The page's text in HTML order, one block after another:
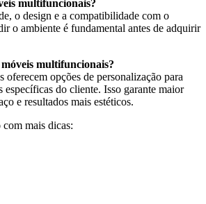
multifuncionais?
o design e a compatibilidade com o
o ambiente é fundamental antes de adquirir
multifuncionais?
opções de personalização para
específicas do cliente. Isso garante maior
e resultados mais estéticos.
mais dicas: